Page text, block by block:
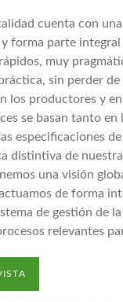
cuenta con
forma parte integral
muy
sin perder
los productores y
se basan tanto en
especificaciones
distintiva de
una visión
de forma
de gestión de
relevantes